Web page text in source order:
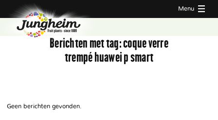
Menu
Berichten met tag:coque verre
trempé huawei p smart
Geen berichten gevonden.